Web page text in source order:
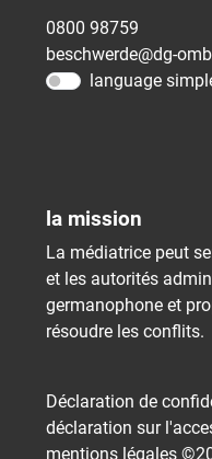
0800 98759
beschwerde@dg-
language
la mission
La médiatrice peut
et les autorités
germanophone et
résoudre les conflits.
Déclaration de
déclaration sur
mentions légales